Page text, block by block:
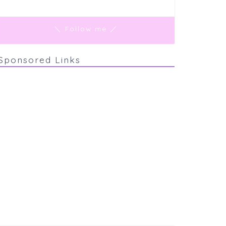
＼ Follow me ／
Links